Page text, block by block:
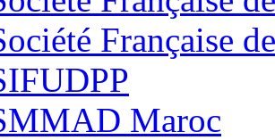
Française
Maroc